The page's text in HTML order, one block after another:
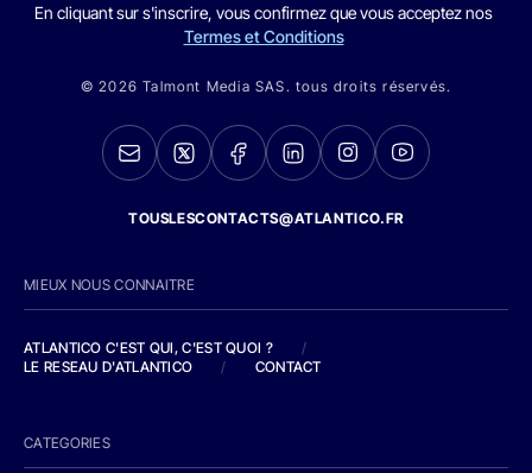
En cliquant sur s'inscrire, vous confirmez que vous acceptez nos
Termes et Conditions
© 2026 Talmont Media SAS. tous droits réservés.
TOUSLESCONTACTS@ATLANTICO.FR
MIEUX NOUS CONNAITRE
ATLANTICO C'EST QUI, C'EST QUOI ?
/
LE RESEAU D'ATLANTICO
/ CONTACT
CATEGORIES